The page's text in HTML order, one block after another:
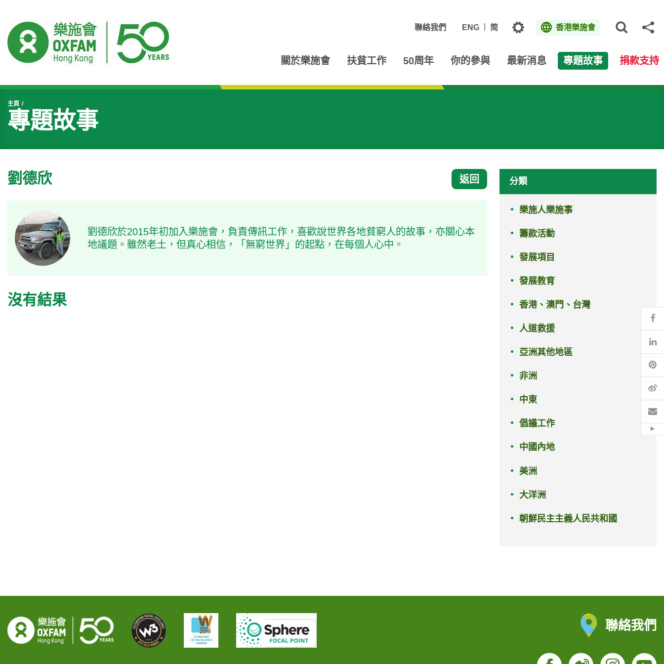
聯絡我們 ENG 简 主題 香港樂施會
關於樂施會 扶貧工作 50周年 你的參與 最新消息 專題故事 捐款支持
開始主要內容
主頁
專題故事
劉德欣 返回
劉德欣於2015年初加入樂施會，負責傳訊工作，喜歡說世界各地貧窮人的故事，亦關心本
地議題。雖然老土，但真心相信，「無窮世界」的起點，在每個人心中。
沒有結果
分類
樂施人樂施事
籌款活動
發展項目
發展教育
香港、澳門、台灣
人道救援
亞洲其他地區
非洲
中東
倡議工作
中國內地
美洲
大洋洲
朝鮮民主主義人民共和國
聯絡我們